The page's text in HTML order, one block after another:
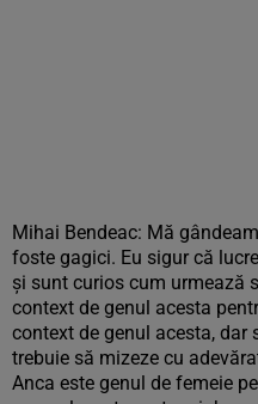
Mihai Bendeac: Mă
foste gagici. Eu sigur că
și sunt curios cum urmează
context de genul acesta
context de genul acesta, dar
trebuie să mizeze cu
Anca este genul de femeie